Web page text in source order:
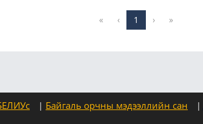
« ‹ 1 › »
Байгаль орчны мэдээллийн сан